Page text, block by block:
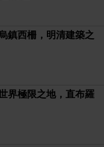
鎮西柵，明清建築之
界極限之地，直布羅